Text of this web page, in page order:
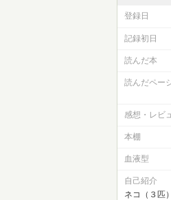
登録日
記録初日
読んだ本
読んだペー
感想・レビ
本棚
血液型
自己紹介
ネコ（３匹